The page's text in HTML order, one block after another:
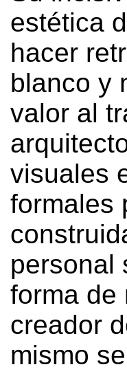
estética
hacer
blanco y
valor al
visuales
formales
personal
forma de
creador
mismo